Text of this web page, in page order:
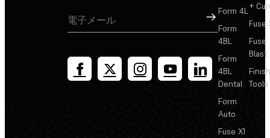
サインアップ
Form 4L
Form
4BL
Form
4BL
Dental
Form
Auto
Fuse X1
+
Fuse
Fuse
Blast
Tools